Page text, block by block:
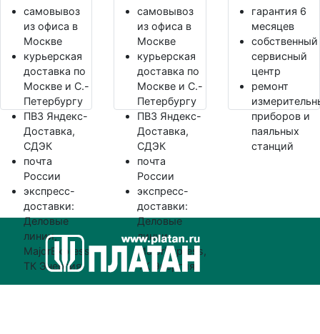
самовывоз
из офиса в
Москве
курьерская
доставка по
Москве и С.-
Петербургу
ПВЗ Яндекс-
Доставка,
СДЭК
почта
России
экспресс-
доставки:
Деловые
линии,
MajorExpress,
ТК Энергия
самовывоз
из офиса в
Москве
курьерская
доставка по
Москве и С.-
Петербургу
ПВЗ Яндекс-
Доставка,
СДЭК
почта
России
экспресс-
доставки:
Деловые
линии,
MajorExpress,
ТК Энергия
гарантия 6
месяцев
собственный
сервисный
центр
ремонт
приборов и
паяльных
станций